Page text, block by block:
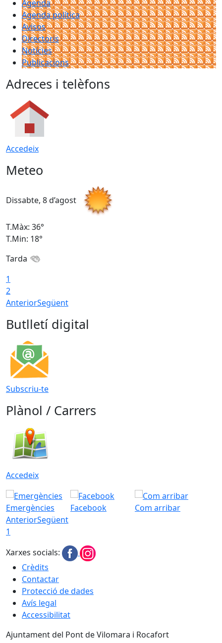
Agenda
Agenda política
Avisos
Directoris
Notícies
Publicacions
Adreces i telèfons
Accedeix
Meteo
Dissabte, 8 d’agost
T.Màx: 36°
T.Min: 18°
Tarda
1
2
AnteriorSegüent
Butlletí digital
Subscriu-te
Plànol / Carrers
Accedeix
Emergències Facebook
Com arribar
AnteriorSegüent
1
Xarxes socials:
Crèdits
Contactar
Protecció de dades
Avís legal
Accessibilitat
Ajuntament del Pont de Vilomara i Rocafort